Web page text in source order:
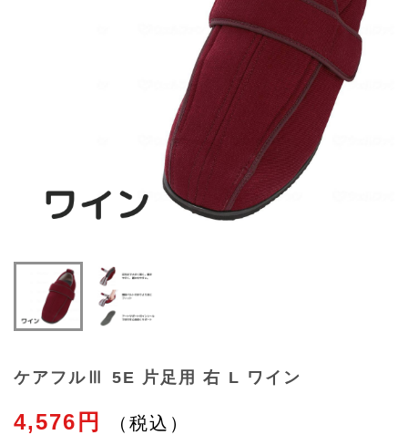
ケアフルⅢ 5E 片足用 右 L ワイン
4,576円